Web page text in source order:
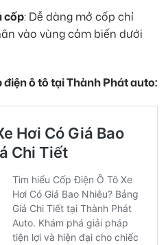
cốp: Dễ dàng mở cốp chỉ
vào vùng cảm biến dưới
ô tô tại Thành Phát auto: